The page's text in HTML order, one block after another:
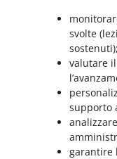
svolte
sostenuti);
valutare
supporto
garantire